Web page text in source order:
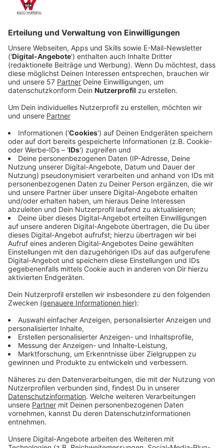
Besucht uns virtuell
Anzeige
Ihr könnt einen virtuellen Rundgang bei uns machen
und so unsere Studios und Arbeitsplätze sehen. Wenn
Ihr wissen wollt, wie es bei uns aussieht und wo wir
arbeiten schaut da rein. Einmal doppelklicken, dann
seid ihr bei uns im Studio. Wenn ihr auf die Pfeile "auf
dem Boden" klickt, dann kommt ihr auch ins
Großraumbüro, in die Küche und ins Büro vom Chef.
Anzeige
Anzeige
Gemacht hat das Ganze Christian Zörkler. Er arbeitet in
der IT-Branche und ihm gehört
https://wuppertal360.app/360° Panoramas & virtuelle
Rundgänge
Die Technikfunktioniert so: Christian Zörkler hat eine
spezielle Kamera mit zwei Linsen. Damit nimmt er
jeweils acht Fotos auf. ganz wichtig: Von Schwarz bis
sehen. Sonst funktioniert der 360-Grad-Effekt nicht.
Die Technologie dahinter gibt es noch gar nicht so
lang. Sie ermöglicht virtuelle Rundgänge, wo Ihr sonst
nicht hinkommt.
Anzeige